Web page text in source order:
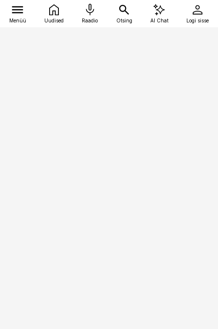
Menüü Uudised Raadio Otsing AI Chat Logi sisse